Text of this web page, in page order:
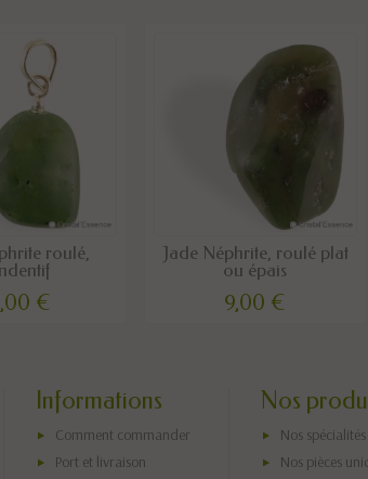
roulé,
€
Jade Néphrite, roulé plat
ou épais
9,00 €
Informations
Comment commander
Port et livraison
Nos
Nos spécialités
Nos pièces